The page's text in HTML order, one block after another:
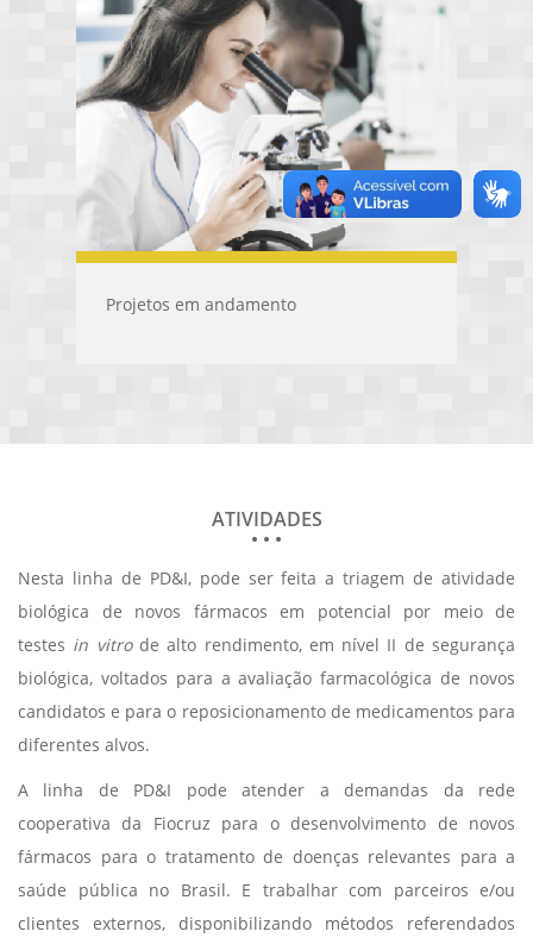
Projetos em andamento
ATIVIDADES
Nesta linha de PD&I, pode ser feita a triagem de atividade
biológica de novos fármacos em potencial por meio de
testes in vitrode alto rendimento, em nível II de segurança
biológica, voltados para a avaliação farmacológica de novos
candidatos e para o reposicionamento de medicamentos para
diferentes alvos.
A linha de PD&I pode atender a demandas da rede
cooperativa da Fiocruz para o desenvolvimento de novos
fármacos para o tratamento de doenças relevantes para a
saúde pública no Brasil. E trabalhar com parceiros e/ou
clientes externos, disponibilizando métodos referendados